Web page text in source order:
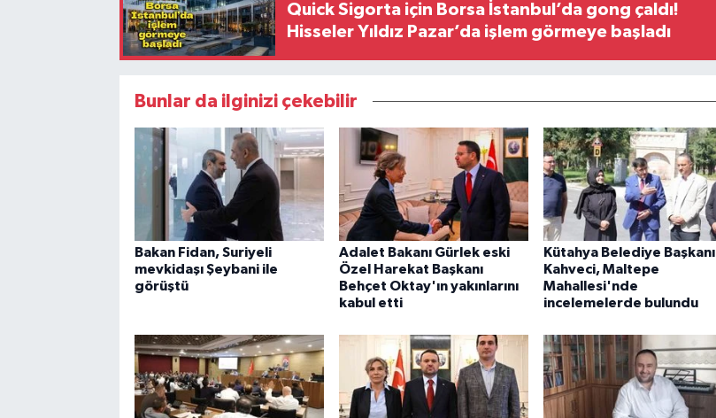
Quick Sigorta için Borsa İstanbul’da gong çaldı!
Hisseler Yıldız Pazar’da işlem görmeye başladı
Bunlar da ilginizi çekebilir
Bakan Fidan, Suriyeli
mevkidaşı Şeybani ile
görüştü
Adalet Bakanı Gürlek eski
Özel Harekat Başkanı
Behçet Oktay'ın yakınlarını
kabul etti
Kütahya Belediye Başkanı
Kahveci, Maltepe
Mahallesi'nde
incelemelerde bulundu